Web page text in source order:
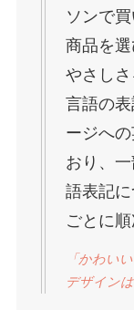
ソンで
商品を
やさし
言語の
ージへ
おり、
語表記
ごとに
「かわい
デザイン